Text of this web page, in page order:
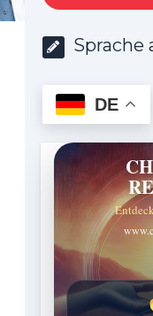
Sprache
DE